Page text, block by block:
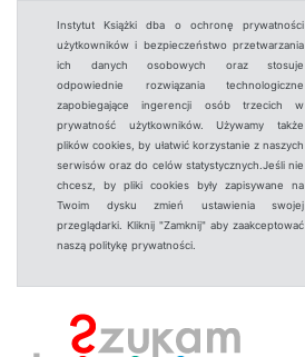
Instytut Książki dba o ochronę prywatności
użytkowników i bezpieczeństwo przetwarzania
ich danych osobowych oraz stosuje
odpowiednie rozwiązania technologiczne
zapobiegające ingerencji osób trzecich w
prywatność użytkowników. Używamy także
plików cookies, by ułatwić korzystanie z naszych
serwisów oraz do celów statystycznych.Jeśli nie
chcesz, by pliki cookies były zapisywane na
Twoim dysku zmień ustawienia swojej
przeglądarki. Kliknij "Zamknij" aby zaakceptować
naszą politykę prywatności.